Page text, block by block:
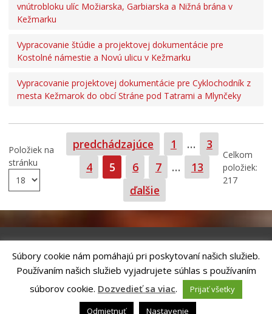
vnútrobloku ulíc Možiarska, Garbiarska a Nižná brána v
Kežmarku
Vypracovanie štúdie a projektovej dokumentácie pre
Kostolné námestie a Novú ulicu v Kežmarku
Vypracovanie projektovej dokumentácie pre Cyklochodník z
mesta Kežmarok do obcí Stráne pod Tatrami a Mlynčeky
Položiek na
stránku
predchádzajúce Strana
1 … Strana
3
Strana
4 Strana
5 Strana
6 Strana
7 … Strana
13
ďalšie
Celkom
položiek:
217
Riešenie ANTIK SMART CITY
| Technický prevádzkovateľ – MVI
Technology, s.r.o.
Správca webového sídla: Mesto Kežmarok, Hlavné námestie, 060 01
Kežmarok, tel.: +421524660111
podatelna@kezmarok.sk,|Vyhlásenie o prístupnosti
Súbory cookie nám pomáhajú pri poskytovaní našich služieb.
Používaním našich služieb vyjadrujete súhlas s používaním
súborov cookie. Dozvedieť sa viac.
Prijať všetky
Odmietnuť
Nastavenie